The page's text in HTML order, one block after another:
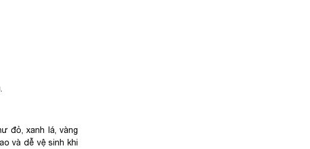
đỏ, xanh lá, vàng
và dễ vệ sinh khi